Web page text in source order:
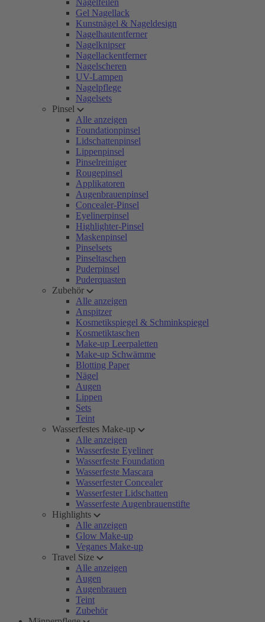
Nagelfeilen
Gel Nagellack
Kunstnägel & Nageldesign
Nagelhautentferner
Nagelknipser
Nagellackentferner
Nagelscheren
UV-Lampen
Nagelpflege
Nagelsets
Pinsel
Alle anzeigen
Foundationpinsel
Lidschattenpinsel
Lippenpinsel
Pinselreiniger
Rougepinsel
Applikatoren
Augenbrauenpinsel
Concealer-Pinsel
Eyelinerpinsel
Highlighter-Pinsel
Maskenpinsel
Pinselsets
Pinseltaschen
Puderpinsel
Puderquasten
Zubehör
Alle anzeigen
Anspitzer
Kosmetikspiegel & Schminkspiegel
Kosmetiktaschen
Make-up Leerpaletten
Make-up Schwämme
Blotting Paper
Nägel
Augen
Lippen
Sets
Teint
Wasserfestes Make-up
Alle anzeigen
Wasserfeste Eyeliner
Wasserfeste Foundation
Wasserfeste Mascara
Wasserfester Concealer
Wasserfester Lidschatten
Wasserfeste Augenbrauenstifte
Highlights
Alle anzeigen
Glow Make-up
Veganes Make-up
Travel Size
Alle anzeigen
Augen
Augenbrauen
Teint
Zubehör